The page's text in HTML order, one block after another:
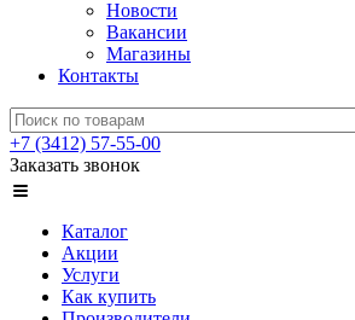
Новости
Вакансии
Магазины
Контакты
+7 (3412) 57-55-00
Заказать звонок
Каталог
Акции
Услуги
Как купить